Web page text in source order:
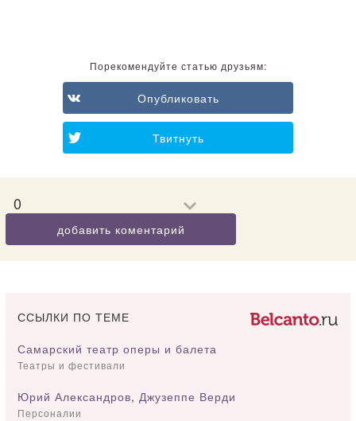
Порекомендуйте статью друзьям:
Опубликовать
Твитнуть
0
добавить коментарий
ССЫЛКИ ПО ТЕМЕ
Самарский театр оперы и балета
Театры и фестивали
Юрий Александров, Джузеппе Верди
Персоналии